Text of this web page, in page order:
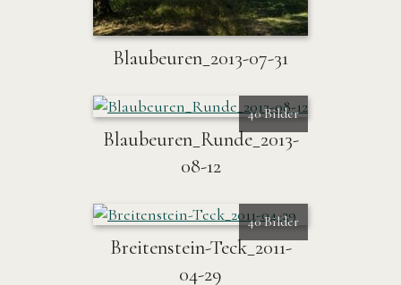
Blaubeuren_2013-07-31
40 Bilder
Blaubeuren_Runde_2013-
08-12
40 Bilder
Breitenstein-Teck_2011-
04-29